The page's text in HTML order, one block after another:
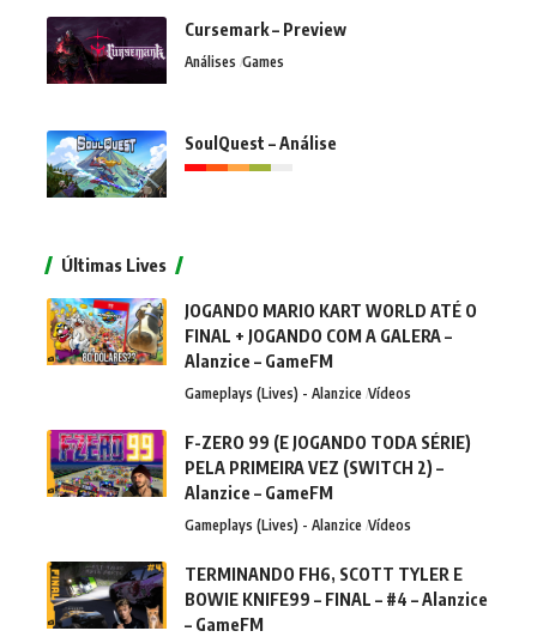
Cursemark – Preview
Análises Games
SoulQuest – Análise
Últimas Lives
JOGANDO MARIO KART WORLD ATÉ O
FINAL + JOGANDO COM A GALERA –
Alanzice – GameFM
Gameplays (Lives) - Alanzice Vídeos
F-ZERO 99 (E JOGANDO TODA SÉRIE)
PELA PRIMEIRA VEZ (SWITCH 2) –
Alanzice – GameFM
Gameplays (Lives) - Alanzice Vídeos
TERMINANDO FH6, SCOTT TYLER E
BOWIE KNIFE99 – FINAL – #4 – Alanzice
– GameFM